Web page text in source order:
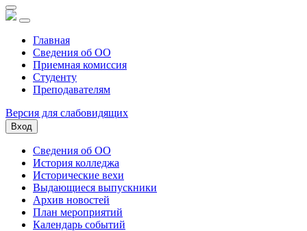
Главная
Сведения об ОО
Приемная комиссия
Студенту
Преподавателям
Версия для слабовидящих
Вход
Сведения об ОО
История колледжа
Исторические вехи
Выдающиеся выпускники
Архив новостей
План мероприятий
Календарь событий